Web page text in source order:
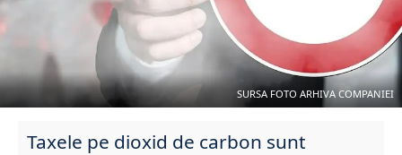
SURSA FOTO ARHIVA COMPANIEI
Taxele pe dioxid de carbon sunt